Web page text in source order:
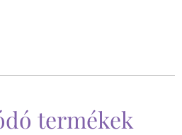
termékek